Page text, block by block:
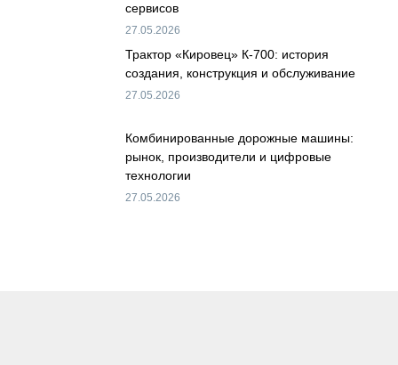
сервисов
27.05.2026
Трактор «Кировец» К-700: история
создания, конструкция и обслуживание
27.05.2026
Комбинированные дорожные машины:
рынок, производители и цифровые
технологии
27.05.2026